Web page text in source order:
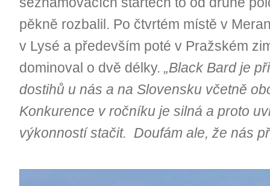
pěkně rozbalil. Po čtvrtém místě v
v Lysé a především poté v Pražském
dominoval o dvě délky. „Black Bard je
dostihů u nás a na Slovensku včetně
Konkurence v ročníku je silná a proto
výkonností stačit. Doufám ale, že nás